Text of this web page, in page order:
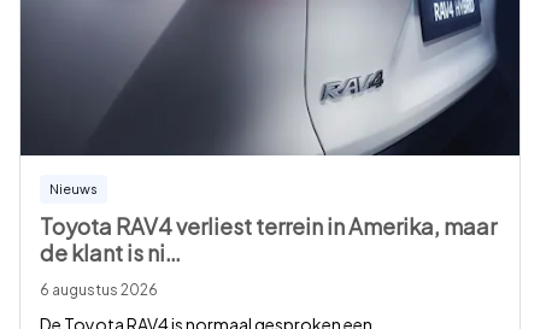
Nieuws
Toyota RAV4 verliest terrein in Amerika, maar
de klant is ni…
6 augustus 2026
De Toyota RAV4 is normaal gesproken een